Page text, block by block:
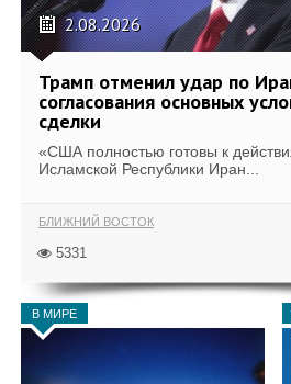
2.08.2026
Трамп отменил удар по
согласования основных
сделки
«США полностью готовы к
Исламской Республики Иран...
БЛИЖНИЙ ВОСТОК
5331
В МИРЕ